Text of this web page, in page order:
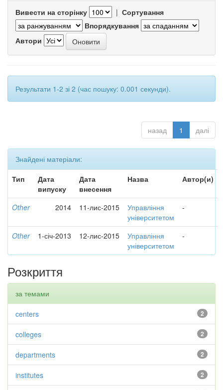
Вивести на сторінку | Сортування
Впорядкування
Автори
Результати 1-2 зі 2 (час пошуку: 0.001 секунди).
назад 1 далі
Знайдені матеріали:
Тип
Дата
випуску
Дата
внесення
Назва Автор(и)
Other 2014 11-лис-2015
Управління
університетом
-
Other 1-січ-2013 12-лис-2015
Управління
університетом
-
Розкриття
за темами
2
centers
2
colleges
2
departments
2
institutes